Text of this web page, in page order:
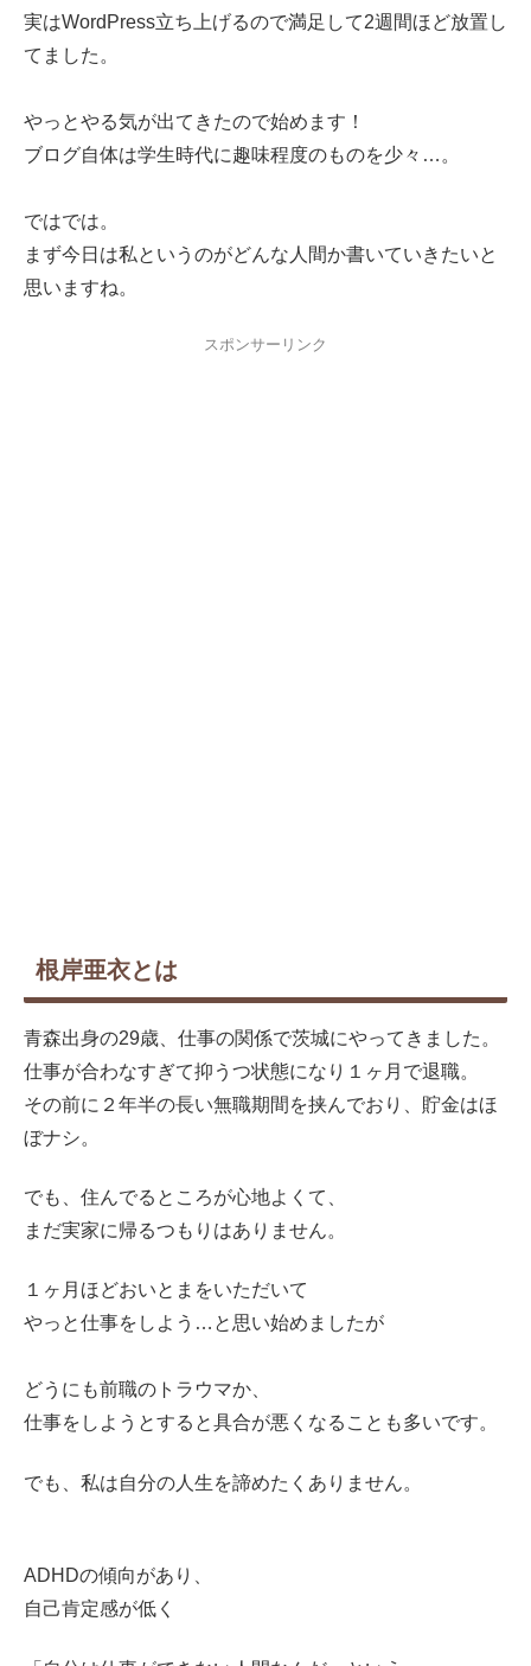
実はWordPress立ち上げるので満足して2週間ほど放置し
てました。
やっとやる気が出てきたので始めます！
ブログ自体は学生時代に趣味程度のものを少々…。
ではでは。
まず今日は私というのがどんな人間か書いていきたいと
思いますね。
スポンサーリンク
根岸亜衣とは
青森出身の29歳、仕事の関係で茨城にやってきました。
仕事が合わなすぎて抑うつ状態になり１ヶ月で退職。
その前に２年半の長い無職期間を挟んでおり、貯金はほ
ぼナシ。
でも、住んでるところが心地よくて、
まだ実家に帰るつもりはありません。
１ヶ月ほどおいとまをいただいて
やっと仕事をしよう…と思い始めましたが
どうにも前職のトラウマか、
仕事をしようとすると具合が悪くなることも多いです。
でも、私は自分の人生を諦めたくありません。
ADHDの傾向があり、
自己肯定感が低く